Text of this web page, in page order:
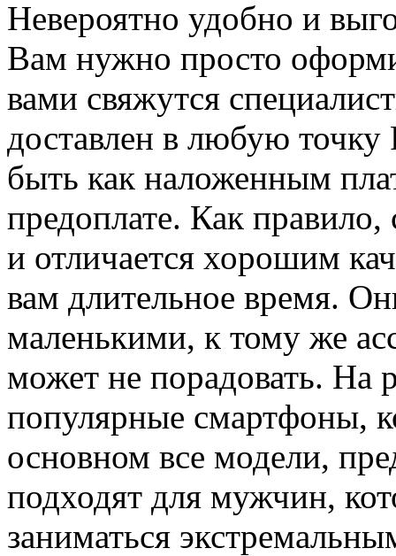
Невероятно удобно и
Вам нужно просто
вами свяжутся
доставлен в любую
быть как наложенным
предоплате. Как
и отличается хорошим
вам длительное время.
маленькими, к тому же
может не порадовать. На
популярные смартфоны,
основном все модели,
подходят для мужчин,
заниматься